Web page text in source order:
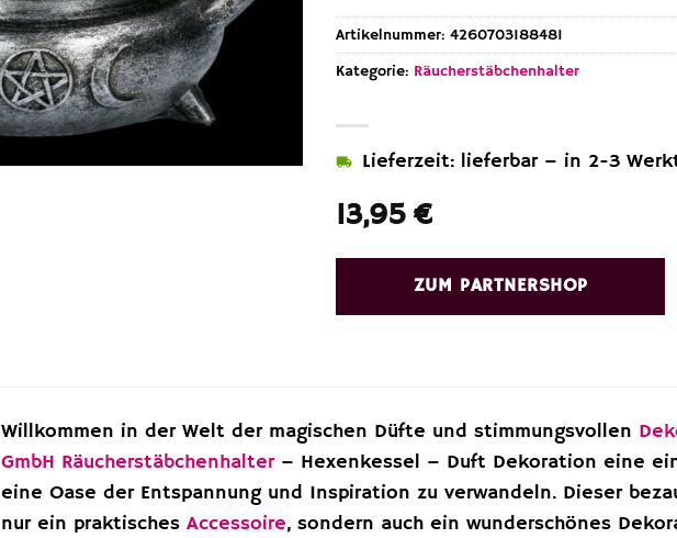
13,95 €
Lieferzeit: lieferbar – in 2-3
ZUM PARTNERSHOP
Artikelnummer:4260703188481
Kategorie: Räucherstäbchenhalter
Willkommen in der Welt der magischen Düfte und stimmungsvollen
GmbH Räucherstäbchenhalter– Hexenkessel – Duft Dekoration eine
eine Oase der Entspannung und Inspiration zu verwandeln. Dieser
nur ein praktischesAccessoire, sondern auch ein wunderschönes